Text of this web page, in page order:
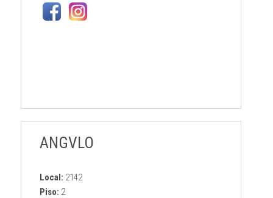
ANGVLO
Local: 2142
Piso: 2